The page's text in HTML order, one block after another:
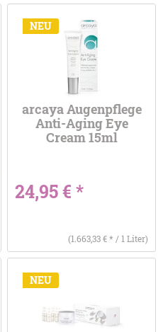
NEU
arcaya Augenpflege
Anti-Aging Eye
Cream 15ml
24,95 € *
(1.663,33 € * / 1 Liter)
NEU